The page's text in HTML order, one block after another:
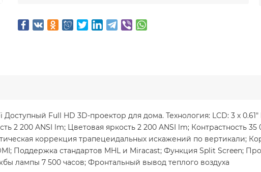
Доступный Full HD 3D-проектор для дома. Технология: LCD: 3 х
200 ANSI lm; Цветовая яркость 2 200 ANSI lm; Контрастность 35
коррекция трапецеидальных искажений по вертикали;
Поддержка стандартов MHL и Miracast; Функция Split Screen;
лампы 7 500 часов; Фронтальный вывод теплого воздуха